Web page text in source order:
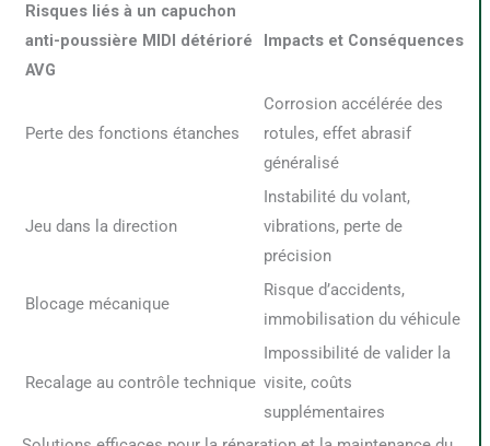
Risques liés à un capuchon
anti-poussière MIDI détérioré
AVG
Impacts et Conséquences
Perte des fonctions étanches
Corrosion accélérée des
rotules, effet abrasif
généralisé
Jeu dans la direction
Instabilité du volant,
vibrations, perte de
précision
Blocage mécanique
Risque d’accidents,
immobilisation du véhicule
Recalage au contrôle technique
Impossibilité de valider la
visite, coûts
supplémentaires